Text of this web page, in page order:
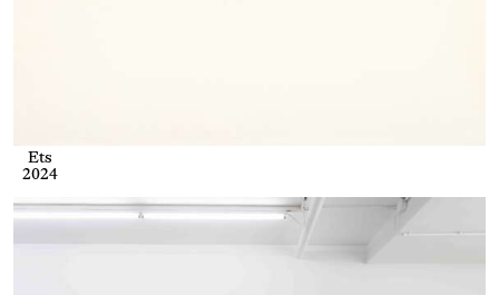
Ets
2024